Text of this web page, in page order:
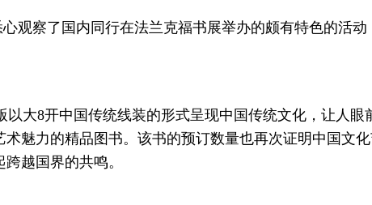
观察了国内同行在法兰克福书展举办的颇有特色的活
大8开中国传统线装的形式呈现中国传统文化，让人
魅力的精品图书。该书的预订数量也再次证明中国文
越国界的共鸣。